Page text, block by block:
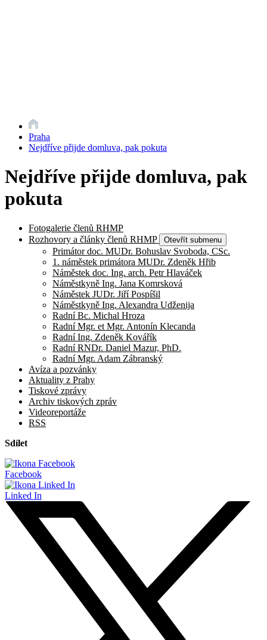
Praha
Nejdříve přijde domluva, pak pokuta
Nejdříve přijde domluva, pak
pokuta
Fotogalerie členů RHMP
Rozhovory a články členů RHMP
Otevřít submenu
Primátor doc. MUDr. Bohuslav Svoboda, CSc.
1. náměstek primátora MUDr. Zdeněk Hřib
Náměstek doc. Ing. arch. Petr Hlaváček
Náměstkyně Ing. Jana Komrsková
Náměstek JUDr. Jiří Pospíšil
Náměstkyně Ing. Alexandra Udženija
Radní Bc. Michal Hroza
Radní Mgr. et Mgr. Antonín Klecanda
Radní Ing. Zdeněk Kovářík
Radní RNDr. Daniel Mazur, PhD.
Radní Mgr. Adam Zábranský
Avíza a pozvánky
Aktuality z Prahy
Tiskové zprávy
Archiv tiskových zpráv
Videoreportáže
RSS
Sdílet
Facebook
Linked In